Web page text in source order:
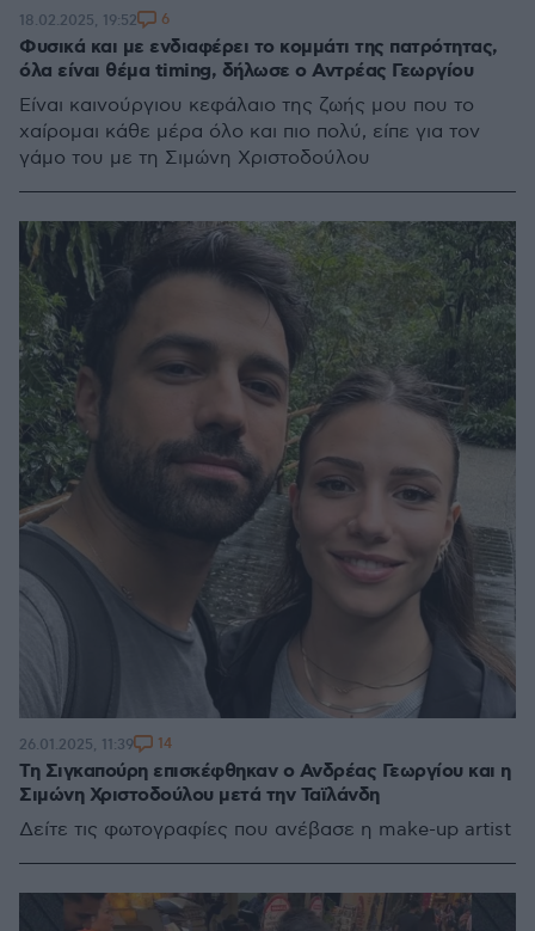
Φυσικά και με ενδιαφέρει το κομμάτι της πατρότητας,
όλα είναι θέμα timing, δήλωσε ο Αντρέας Γεωργίου
Είναι καινούργιου κεφάλαιο της ζωής μου που το
χαίρομαι κάθε μέρα όλο και πιο πολύ, είπε για τον
γάμο του με τη Σιμώνη Χριστοδούλου
18.02.2025, 19:52 6
Τη Σιγκαπούρη επισκέφθηκαν ο Ανδρέας Γεωργίου και η
Σιμώνη Χριστοδούλου μετά την Ταϊλάνδη
Δείτε τις φωτογραφίες που ανέβασε η make-up artist
26.01.2025, 11:39 14